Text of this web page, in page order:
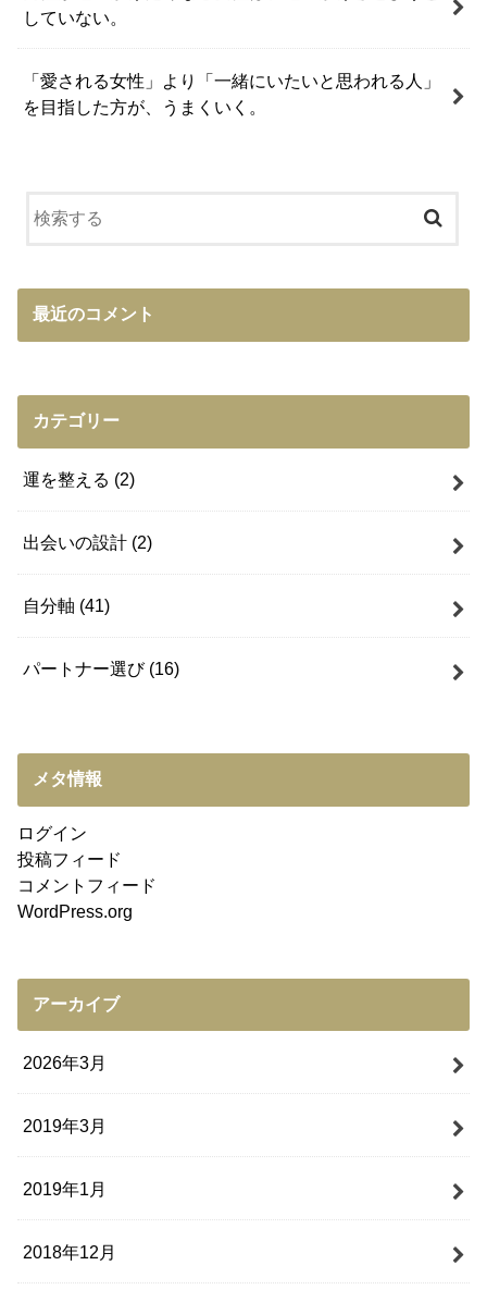
していない。
「愛される女性」より「一緒にいたいと思われる人」
を目指した方が、うまくいく。
最近のコメント
カテゴリー
運を整える (2)
出会いの設計 (2)
自分軸 (41)
パートナー選び (16)
メタ情報
ログイン
投稿フィード
コメントフィード
WordPress.org
アーカイブ
2026年3月
2019年3月
2019年1月
2018年12月